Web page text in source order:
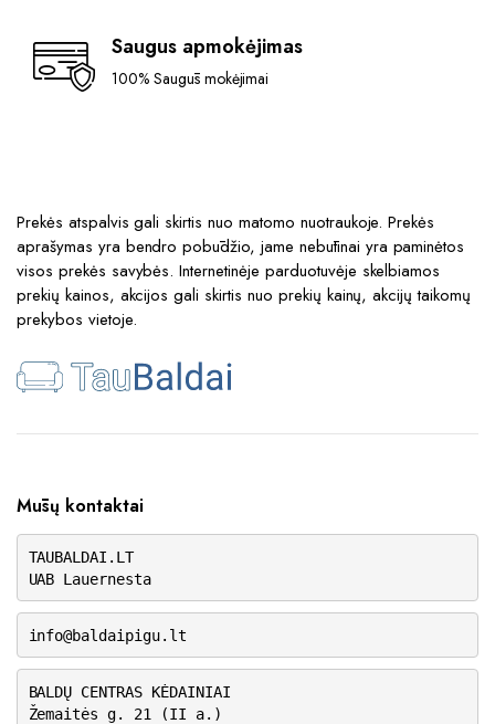
Saugus apmokėjimas
100% Saugūs mokėjimai
Prekės atspalvis gali skirtis nuo matomo nuotraukoje. Prekės
aprašymas yra bendro pobūdžio, jame nebūtinai yra paminėtos
visos prekės savybės. Internetinėje parduotuvėje skelbiamos
prekių kainos, akcijos gali skirtis nuo prekių kainų, akcijų taikomų
prekybos vietoje.
Mūsų kontaktai
TAUBALDAI.LT
UAB Lauernesta
info@baldaipigu.lt
BALDŲ CENTRAS KĖDAINIAI
Žemaitės g. 21 (II a.)